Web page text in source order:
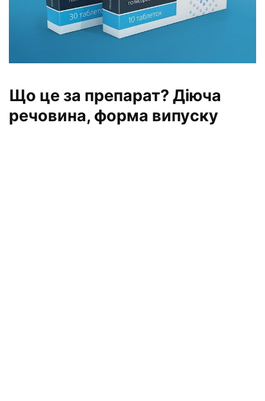
Що це за препарат? Діюча
речовина, форма випуску